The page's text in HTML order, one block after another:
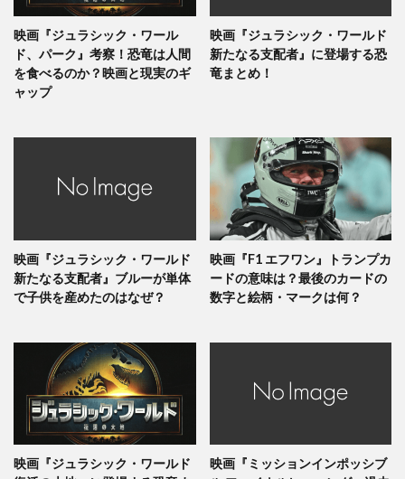
映画『ジュラシック・ワール
ド、パーク』考察！恐竜は人間
を食べるのか？映画と現実のギ
ャップ
映画『ジュラシック・ワールド
新たなる支配者』に登場する恐
竜まとめ！
映画『ジュラシック・ワールド
新たなる支配者』ブルーが単体
で子供を産めたのはなぜ？
映画『F1 エフワン』トランプカ
ードの意味は？最後のカードの
数字と絵柄・マークは何？
映画『ジュラシック・ワールド
映画『ミッションインポッシブ